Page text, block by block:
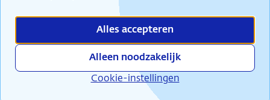
Alles accepteren
Alleen noodzakelijk
Cookie-instellingen